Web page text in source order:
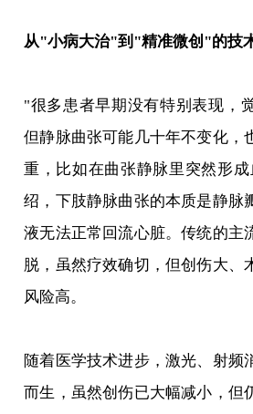
从"小病大治"到"精准微创"的技
"很多患者早期没有特别表现，
但静脉曲张可能几十年不变化，
重，比如在曲张静脉里突然形
绍，下肢静脉曲张的本质是静脉
液无法正常回流心脏。传统的主
脱，虽然疗效确切，但创伤大、
风险高。
随着医学技术进步，激光、射频
而生，虽然创伤已大幅减小，但